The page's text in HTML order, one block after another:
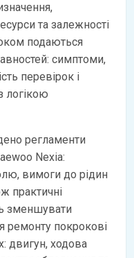
та залежності
подаються
симптоми,
перевірок і
логікою
регламенти
Nexia:
вимоги до рідин
практичні
зменшувати
ремонту покрокові
двигун, ходова